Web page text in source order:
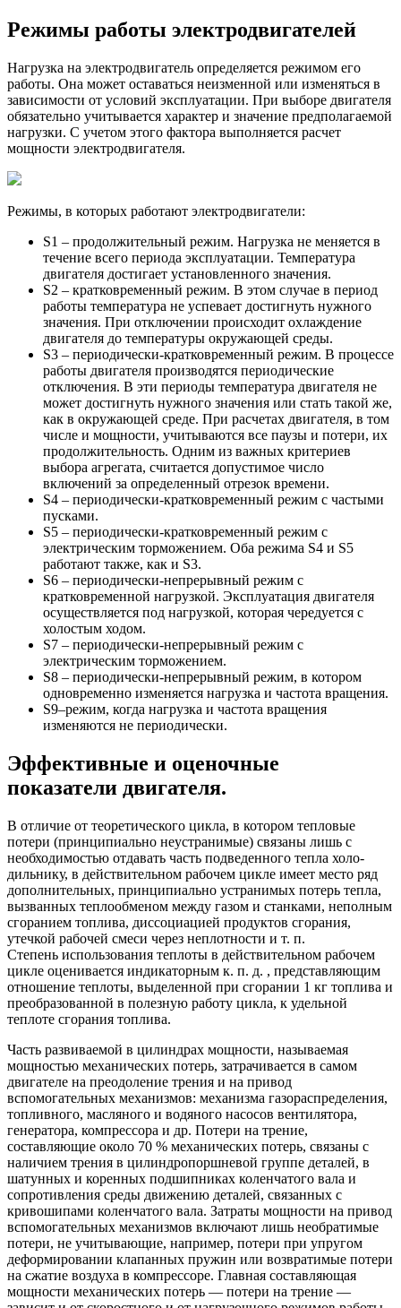
Режимы работы электродвигателей
Нагрузка на электродвигатель определяется режимом его
работы. Она может оставаться неизменной или изменяться в
зависимости от условий эксплуатации. При выборе двигателя
обязательно учитывается характер и значение предполагаемой
нагрузки. С учетом этого фактора выполняется расчет
мощности электродвигателя.
Режимы, в которых работают электродвигатели:
S1 – продолжительный режим. Нагрузка не меняется в
течение всего периода эксплуатации. Температура
двигателя достигает установленного значения.
S2 – кратковременный режим. В этом случае в период
работы температура не успевает достигнуть нужного
значения. При отключении происходит охлаждение
двигателя до температуры окружающей среды.
S3 – периодически-кратковременный режим. В процессе
работы двигателя производятся периодические
отключения. В эти периоды температура двигателя не
может достигнуть нужного значения или стать такой же,
как в окружающей среде. При расчетах двигателя, в том
числе и мощности, учитываются все паузы и потери, их
продолжительность. Одним из важных критериев
выбора агрегата, считается допустимое число
включений за определенный отрезок времени.
S4 – периодически-кратковременный режим с частыми
пусками.
S5 – периодически-кратковременный режим с
электрическим торможением. Оба режима S4 и S5
работают также, как и S3.
S6 – периодически-непрерывный режим с
кратковременной нагрузкой. Эксплуатация двигателя
осуществляется под нагрузкой, которая чередуется с
холостым ходом.
S7 – периодически-непрерывный режим с
электрическим торможением.
S8 – периодически-непрерывный режим, в котором
одновременно изменяется нагрузка и частота вращения.
S9–режим, когда нагрузка и частота вращения
изменяются не периодически.
Эффективные и оценочные
показатели двигателя.
В отличие от тео­ретического цикла, в котором тепловые
потери (принципиально неустранимые) связаны лишь с
необходимостью отда­вать часть подведенного тепла холо­
дильнику, в действительном рабочем цикле имеет место ряд
дополнительных, принципиально устранимых потерь теп­ла,
вызванных теплообменом между га­зом и станками, неполным
сгоранием топлива, диссоциацией продуктов сго­рания,
утечкой рабочей смеси через неплотности и т. п.
Степень использования теплоты в действительном рабочем
цикле оцени­вается индикаторным к. п. д. , пред­ставляющим
отношение теплоты, выде­ленной при сгорании 1 кг топлива и
преобразованной в полезную работу цикла, к удельной
теплоте сгорания топлива.
Часть развиваемой в цилиндрах мощ­ности, называемая
мощностью механи­ческих потерь, затрачи­вается в самом
двигателе на преодо­ление трения и на привод
вспомогательных механизмов: механизма газораспределения,
топливного, масляного и водяного насосов венти­лятора,
генератора, компрессора и др. Потери на трение,
составляющие около 70 % механических потерь, связаны с
наличием трения в цилиндропоршневой группе деталей, в
шатунных и ко­ренных подшипниках коленчатого вала и
сопротивления среды движению де­талей, связанных с
кривошипами ко­ленчатого вала. Затраты мощности на привод
вспомогательных механизмов включают лишь необратимые
потери, не учитывающие, например, потери при упругом
деформировании клапанных пружин или возвратимые потери
на сжатие воздуха в компрессоре. Главная составляющая
мощности ме­ханических потерь — потери на тре­ние —